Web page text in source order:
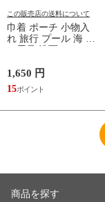
この販売店の送料について
巾着 ポーチ 小物入
れ 旅行 プール 海 バ
サウナ ごリラックス
まもるさんの洗える
巾着 ブラック 黒
1,650 円
15
商品を探す